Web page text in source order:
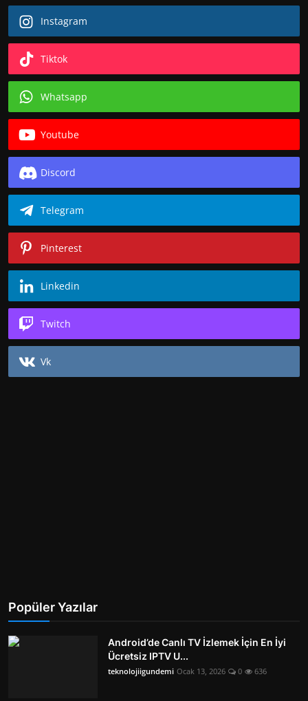
Instagram
Tiktok
Whatsapp
Youtube
Discord
Telegram
Pinterest
Linkedin
Twitch
Vk
Popüler Yazılar
Android’de Canlı TV İzlemek İçin En İyi
Ücretsiz IPTV U...
teknolojiigundemi Ocak 13, 2026 0 636